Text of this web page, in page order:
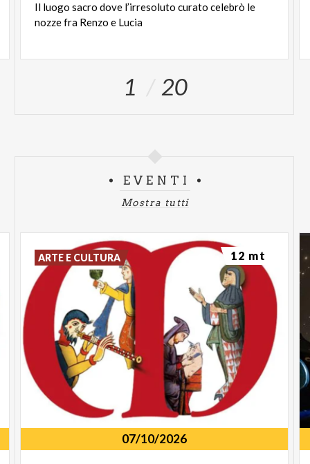
Il luogo sacro dove l’irresoluto curato celebrò le
nozzefra Renzo e Lucia
1 20
EVENTI
Mostra tutti
07/10/2026
ARTE E CULTURA 12 mt